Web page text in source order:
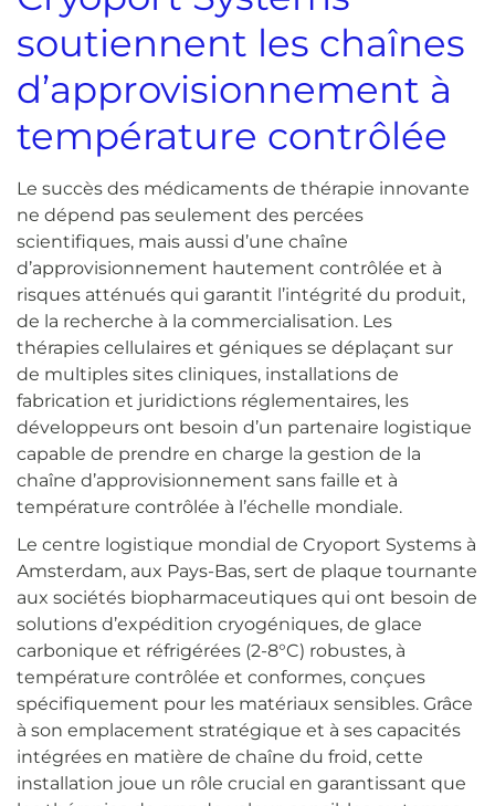
soutiennent les chaînes
d’approvisionnement à
température contrôlée
Le succès des médicaments de thérapie innovante
ne dépend pas seulement des percées
scientifiques, mais aussi d’une chaîne
d’approvisionnement hautement contrôlée et à
risques atténués qui garantit l’intégrité du produit,
de la recherche à la commercialisation. Les
thérapies cellulaires et géniques se déplaçant sur
de multiples sites cliniques, installations de
fabrication et juridictions réglementaires, les
développeurs ont besoin d’un partenaire logistique
capable de prendre en charge la gestion de la
chaîne d’approvisionnement sans faille et à
température contrôlée à l’échelle mondiale.
Le centre logistique mondial de Cryoport Systems à
Amsterdam, aux Pays-Bas, sert de plaque tournante
aux sociétés biopharmaceutiques qui ont besoin de
solutions d’expédition cryogéniques, de glace
carbonique et réfrigérées (2-8°C) robustes, à
température contrôlée et conformes, conçues
spécifiquement pour les matériaux sensibles. Grâce
à son emplacement stratégique et à ses capacités
intégrées en matière de chaîne du froid, cette
installation joue un rôle crucial en garantissant que